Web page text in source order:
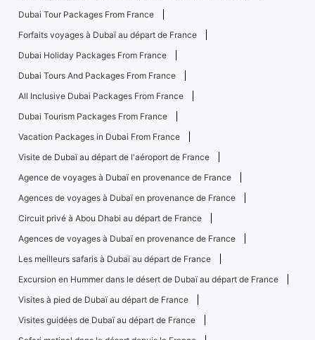
Dubai Tour Packages From France
Forfaits voyages à Dubaï au départ de France
Dubai Holiday Packages From France
Dubai Tours And Packages From France
All Inclusive Dubai Packages From France
Dubai Tourism Packages From France
Vacation Packages in Dubai From France
Visite de Dubaï au départ de l'aéroport de France
Agence de voyages à Dubaï en provenance de France
Agences de voyages à Dubaï en provenance de France
Circuit privé à Abou Dhabi au départ de France
Agences de voyages à Dubaï en provenance de France
Les meilleurs safaris à Dubaï au départ de France
Excursion en Hummer dans le désert de Dubaï au départ de France
Visites à pied de Dubaï au départ de France
Visites guidées de Dubaï au départ de France